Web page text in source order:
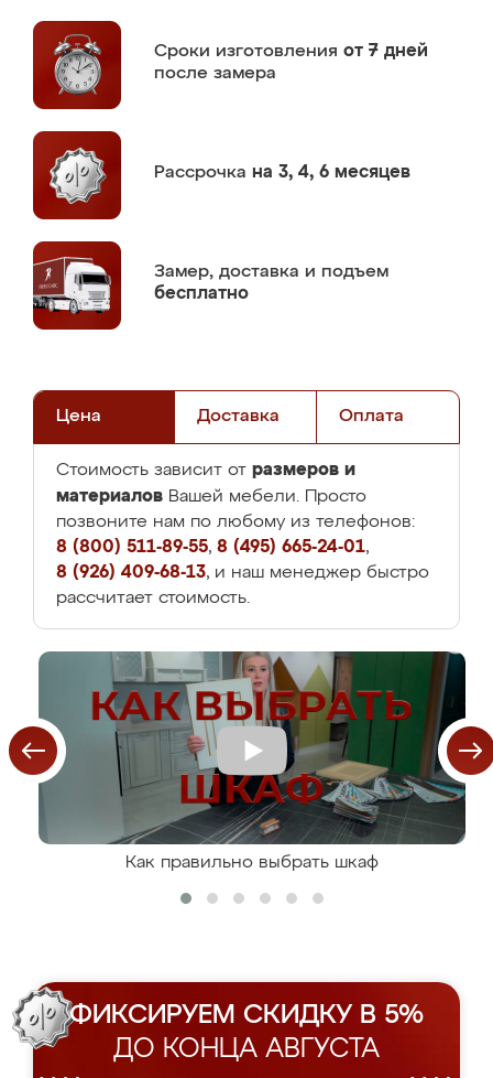
Сроки изготовления от 7 дней
после замера
Рассрочка на 3, 4, 6 месяцев
Замер, доставка и подъем
бесплатно
Цена Доставка Оплата
Стоимость зависит от размеров и
материалов Вашей мебели. Просто
позвоните нам по любому из телефонов:
8 (800) 511-89-55, 8 (495) 665-24-01,
8 (926) 409-68-13, и наш менеджер быстро
рассчитает стоимость.
Как правильно выбрать шкаф
ФИКСИРУЕМ СКИДКУ В 5%
ДО КОНЦА АВГУСТА